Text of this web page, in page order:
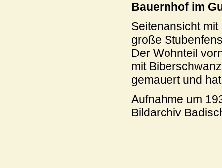
Bauernhof im
Seitenansicht
große
Der Wohnteil
mit
gemauert und
Aufnahme um
Bildarchiv